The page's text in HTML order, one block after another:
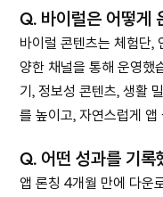
Q. 바이럴은 어떻게
바이럴 콘텐츠는 체험단,
양한 채널을 통해 운영했
기, 정보성 콘텐츠, 생활
를 높이고, 자연스럽게
Q. 어떤 성과를 기록
앱 론칭 4개월 만에 다운